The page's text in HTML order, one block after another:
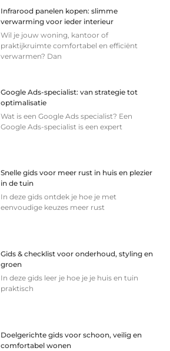
Infrarood panelen kopen: slimme
verwarming voor ieder interieur
Wil je jouw woning, kantoor of
praktijkruimte comfortabel en efficiënt
verwarmen? Dan
Google Ads-specialist: van strategie tot
optimalisatie
Wat is een Google Ads specialist? Een
Google Ads-specialist is een expert
Snelle gids voor meer rust in huis en plezier
in de tuin
In deze gids ontdek je hoe je met
eenvoudige keuzes meer rust
Gids & checklist voor onderhoud, styling en
groen
In deze gids leer je hoe je je huis en tuin
praktisch
Doelgerichte gids voor schoon, veilig en
comfortabel wonen